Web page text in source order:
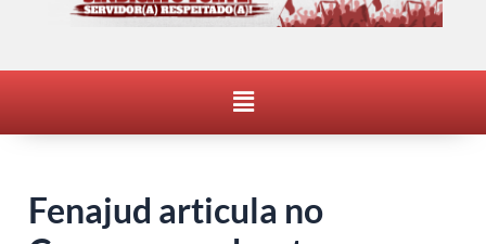
Menu
Fenajud articula no